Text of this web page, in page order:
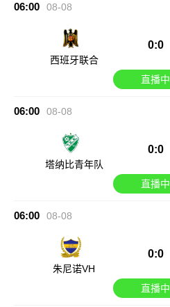
06:00 08-08
西班牙联合
0:0
直播中
06:00 08-08
塔纳比青年队
0:0
直播中
06:00 08-08
朱尼诺VH
0:0
直播中